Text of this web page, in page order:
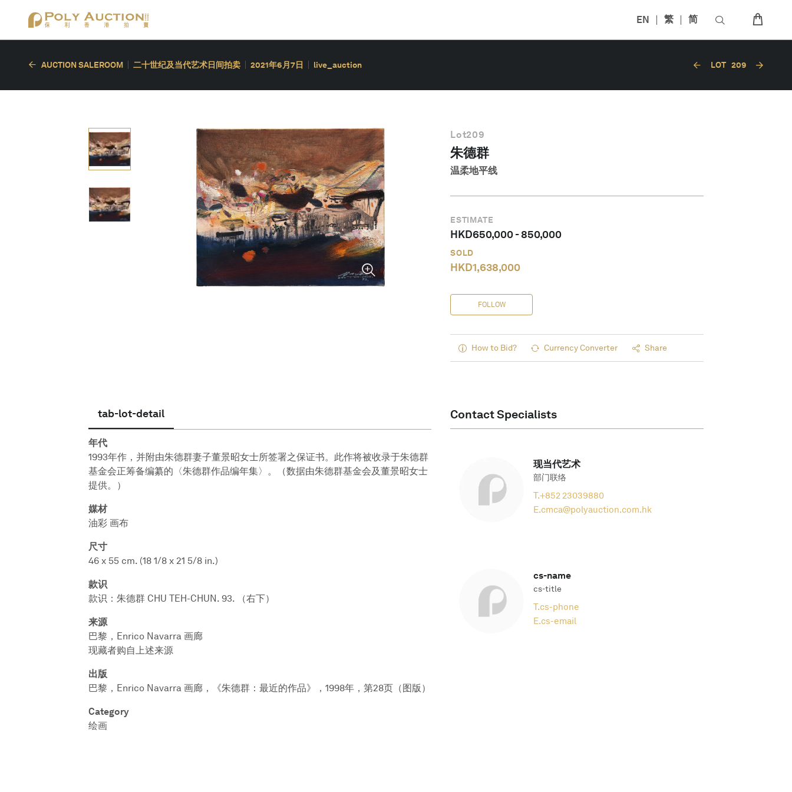
EN 繁 简
AUCTION SALEROOM 二十世纪及当代艺术日间拍卖 2021年6月7日 live_auction LOT 209
Lot209
朱德群
温柔地平线
ESTIMATE
HKD650,000-850,000
SOLD
HKD1,638,000
FOLLOW
How to Bid? Currency Converter Share
tab-lot-detail
年代
1993年作，并附由朱德群妻子董景昭女士所签署之保证书。此作将被收录于朱德群
基金会正筹备编纂的〈朱德群作品编年集〉。（数据由朱德群基金会及董景昭女士
提供。）
媒材
油彩 画布
尺寸
46 x 55 cm. (18 1/8 x 21 5/8 in.)
款识
款识：朱德群 CHU TEH-CHUN. 93. （右下）
来源
巴黎，Enrico Navarra 画廊
现藏者购自上述来源
出版
巴黎，Enrico Navarra 画廊，《朱德群：最近的作品》，1998年，第28页（图版）
Category
绘画
Contact Specialists
现当代艺术
部门联络
T.+852 23039880
E.cmca@polyauction.com.hk
cs-name
cs-title
T.cs-phone
E.cs-email